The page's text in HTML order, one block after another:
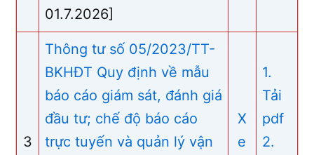
01.7.2026]
3
Thông tư số 05/2023/TT-
BKHĐT Quy định về mẫu
báo cáo giám sát, đánh giá
đầu tư; chế độ báo cáo
trực tuyến và quản lý vận
X
e
1.
Tải
pdf
2.